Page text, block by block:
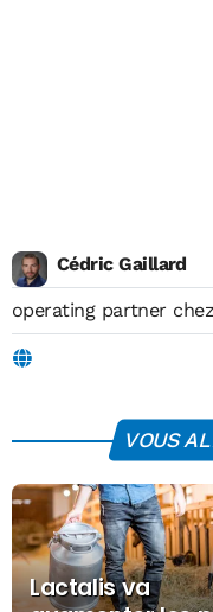
Cédric Gaillard
operating partner
VOUS
Lactalis va